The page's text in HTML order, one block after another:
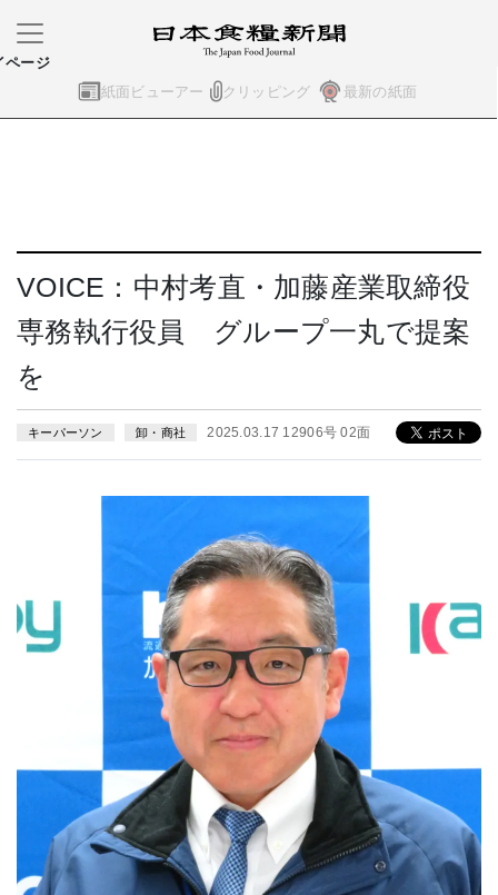
紙面ビューアー クリッピング 最新の紙面
ページ
VOICE：中村考直・加藤産業取締役
専務執行役員 グループ一丸で提案
を
キーパーソン 卸・商社 2025.03.17 12906号 02面